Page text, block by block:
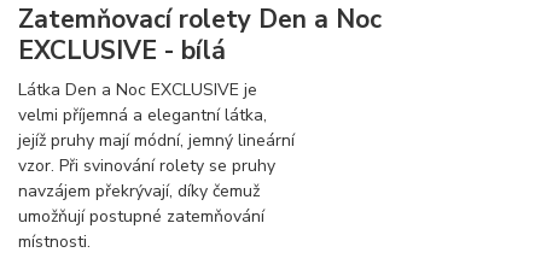
Zatemňovací rolety Den a Noc
EXCLUSIVE - bílá
Látka Den a Noc EXCLUSIVE je
velmi příjemná a elegantní látka,
jejíž pruhy mají módní, jemný lineární
vzor. Při svinování rolety se pruhy
navzájem překrývají, díky čemuž
umožňují postupné zatemňování
místnosti.